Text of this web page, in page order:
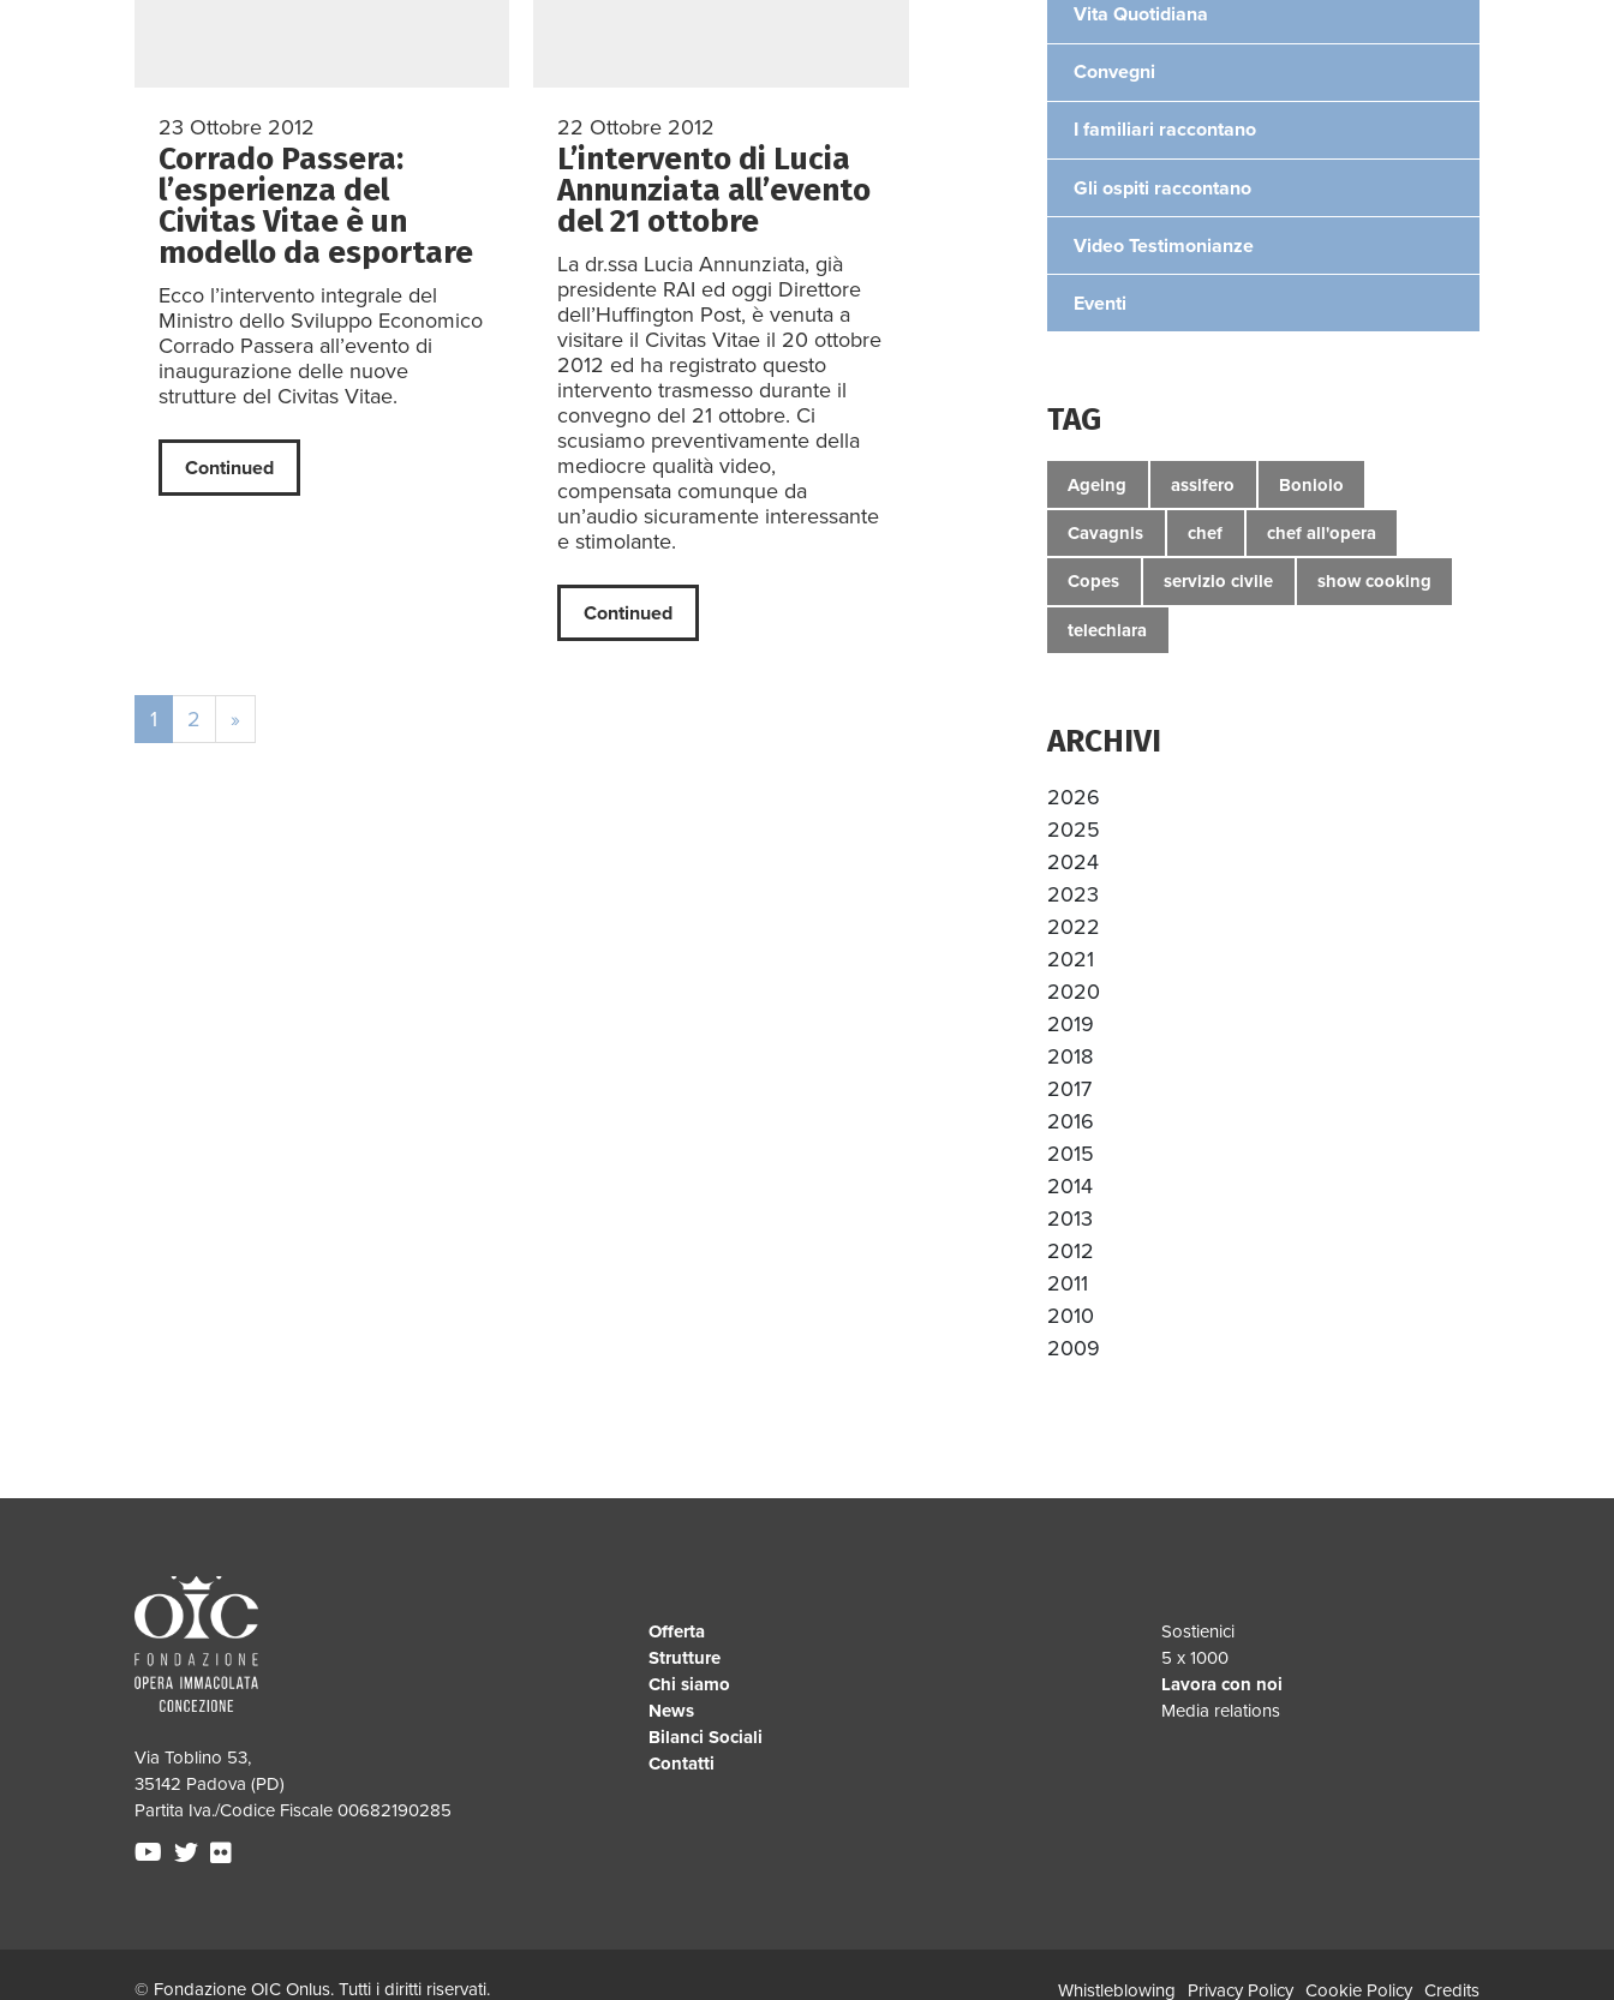
23 Ottobre 2012
Corrado Passera:
l’esperienza del
Civitas Vitae è un
modello da esportare
Ecco l’intervento integrale del
Ministro dello Sviluppo Economico
Corrado Passera all’evento di
inaugurazione delle nuove
strutture del Civitas Vitae.
Continued
22 Ottobre 2012
L’intervento di Lucia
Annunziata all’evento
del 21 ottobre
La dr.ssa Lucia Annunziata, già
presidente RAI ed oggi Direttore
dell’Huffington Post, è venuta a
visitare il Civitas Vitae il 20 ottobre
2012 ed ha registrato questo
intervento trasmesso durante il
convegno del 21 ottobre. Ci
scusiamo preventivamente della
mediocre qualità video,
compensata comunque da
un’audio sicuramente interessante
e stimolante.
Continued
1 2 »
Vita Quotidiana
Convegni
I familiari raccontano
Gli ospiti raccontano
Video Testimonianze
Eventi
TAG
Ageing assifero Boniolo
Cavagnis chef chef all'opera
Copes servizio civile show cooking
telechiara
ARCHIVI
2026
2025
2024
2023
2022
2021
2020
2019
2018
2017
2016
2015
2014
2013
2012
2011
2010
2009
Via Toblino 53,
35142 Padova (PD)
Partita Iva./Codice Fiscale 00682190285
Offerta
Strutture
Chi siamo
News
Bilanci Sociali
Contatti
Sostienici
5 x 1000
Lavora con noi
Media relations
© Fondazione OIC Onlus. Tutti i diritti riservati. Whistleblowing Privacy Policy Cookie Policy Credits